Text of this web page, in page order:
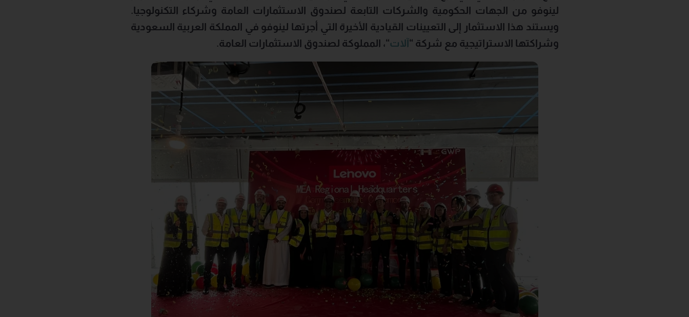
لينوفو من الجهات الحكومية والشركات التابعة لصندوق الاستثمارات العامة وشركاء التكنولوجيا.
ويستند هذا الاستثمار إلى التعيينات القيادية الأخيرة التي أجرتها لينوفو في المملكة العربية السعودية
وشراكتها الاستراتيجية مع شركة “آلات“، المملوكة لصندوق الاستثمارات العامة.